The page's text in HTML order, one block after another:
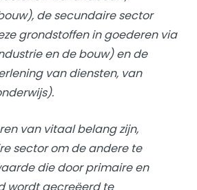
de secundaire sector
grondstoffen in goederen via
en de bouw) en de
van diensten, van
van vitaal belang zijn,
sector om de andere te
die door primaire en
wordt gecreëerd te